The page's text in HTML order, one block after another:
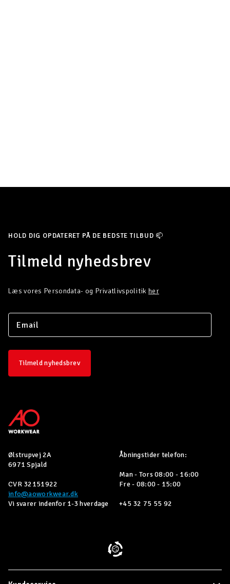
HOLD DIG OPDATERET PÅ DE BEDSTE TILBUD 📫
Tilmeld nyhedsbrev
Læs vores Persondata- og Privatlivspolitik her
Tilmeld nyhedsbrev
Ølstrupvej 2A
6971 Spjald
CVR 32151922
info@aoworkwear.dk
Vi svarer indenfor 1-3 hverdage
Åbningstider telefon:
Man - Tors 08:00 - 16:00
Fre - 08:00 - 15:00
+45 32 75 55 92